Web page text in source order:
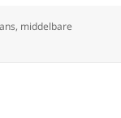
, middelbare